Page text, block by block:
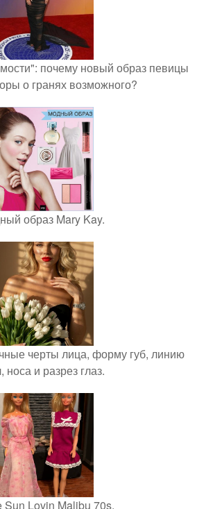
почему новый образ певицы
о гранях возможного?
образ Mary Kay.
черты лица, форму губ, линию
носа и разрез глаз.
Sun Lovin Malibu 70s.